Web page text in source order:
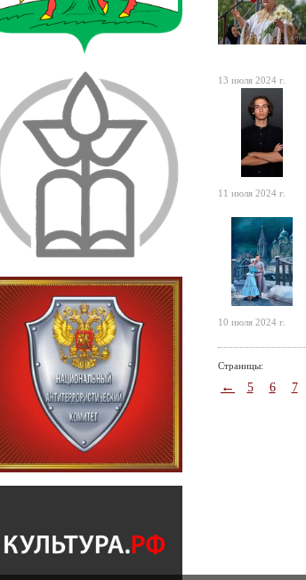
13 июля 2024 г.
11 июля 2024 г.
10 июля 2024 г.
Страницы:
← 5 6 7